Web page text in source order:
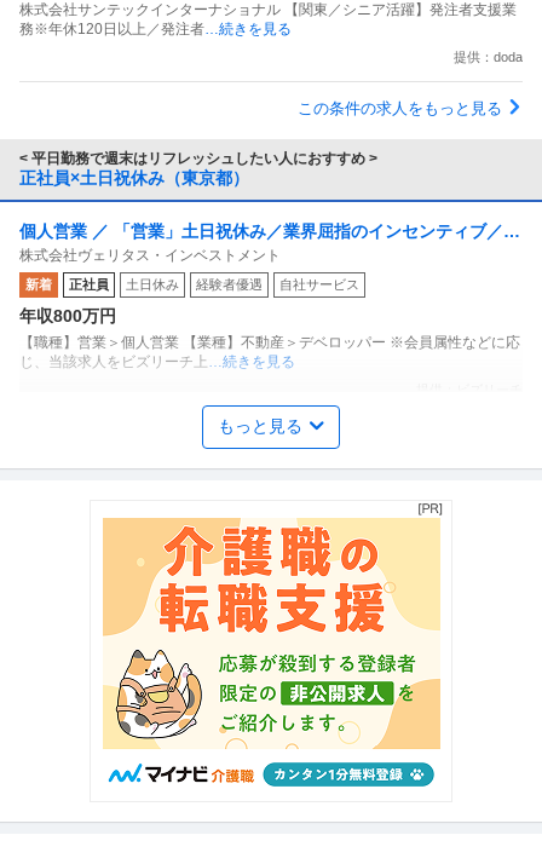
株式会社サンテックインターナショナル 【関東／シニア活躍】発注者支援業
務※年休120日以上／発注者…続きを見る
提供：doda
この条件の求人をもっと見る
< 平日勤務で週末はリフレッシュしたい人におすすめ >
正社員×土日祝休み（東京都）
個人営業 ／ 「営業」土日祝休み／業界屈指のインセンティブ／残
業月10h
株式会社ヴェリタス・インベストメント
新着 正社員 土日休み 経験者優遇 自社サービス
年収800万円
【職種】営業＞個人営業 【業種】不動産＞デベロッパー ※会員属性などに応
じ、当該求人をビズリーチ上 …続きを見る
商品企画 ／ 「商品企画／マーケティングマネージャー」「たべっ
子どうぶつ」でお馴染みのお菓子メーカー ギンビス「「しみチョ
ココーン」「アスパラガス」などのロングセラー商品を製造／土
日祝休み／転勤なし／勤務地日本橋」（株式会社ギンビス）
株式会社ギンビス
年収800万円〜1,200万円
【職種】マーケティング＞商品企画 【業種】メーカー＞食品・飲料 ※会員属
性などに応じ、当該求人をビ
…続きを見る
建築施工管理 ／ 地図と記憶に残る”作品”を創る「建築施工管理」
年収1000万円を目指せる／年間休日127日／土日祝休／意匠性の
高いRCマンション等
渡邊建設株式会社
昇給あり ミドル活躍中
【職種】施工管理＞建築施工管理 【業種】建設＞建設・建築・土木 ※会員属
性などに応じ、当該求人をビ
…続きを見る
もっと見る